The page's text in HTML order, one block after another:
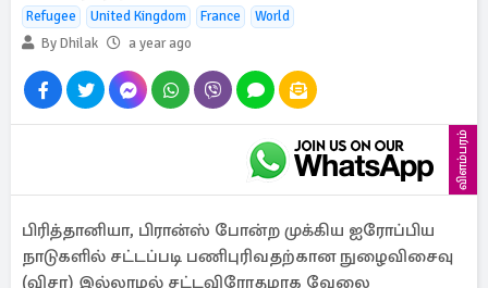
Refugee United Kingdom France
World
By Dhilak
a year ago
விளம்பரம்
பிரித்தானியா, பிரான்ஸ் போன்ற முக்கிய ஐரோப்பிய
நாடுகளில் சட்டப்படி பணிபுரிவதற்கான நுழைவிசைவு
(விசா) இல்லாமல் சட்டவிரோதமாக வேலை